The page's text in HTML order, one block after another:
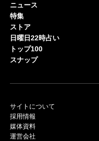
ニュース
特集
ストア
日曜日22時占い
トップ100
スナップ
サイトについて
採用情報
媒体資料
運営会社